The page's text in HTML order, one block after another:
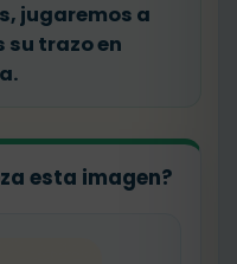
jugaremos a
su trazo en
esta imagen?